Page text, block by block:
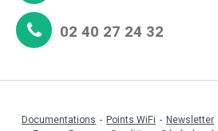
02 40 27 24 32
Documentations Points WiFi Newsletter